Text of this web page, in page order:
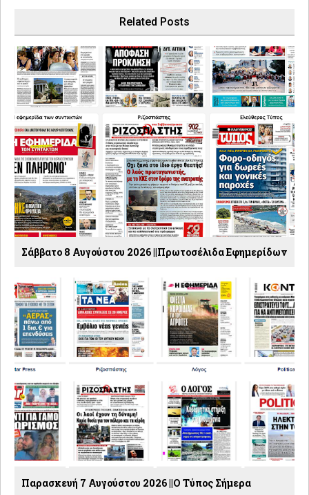
Related Posts
Σάββατο 8 Αυγούστου 2026 ||Πρωτοσέλιδα Εφημερίδων
Παρασκευή 7 Αυγούστου 2026 ||Ο Τύπος Σήμερα